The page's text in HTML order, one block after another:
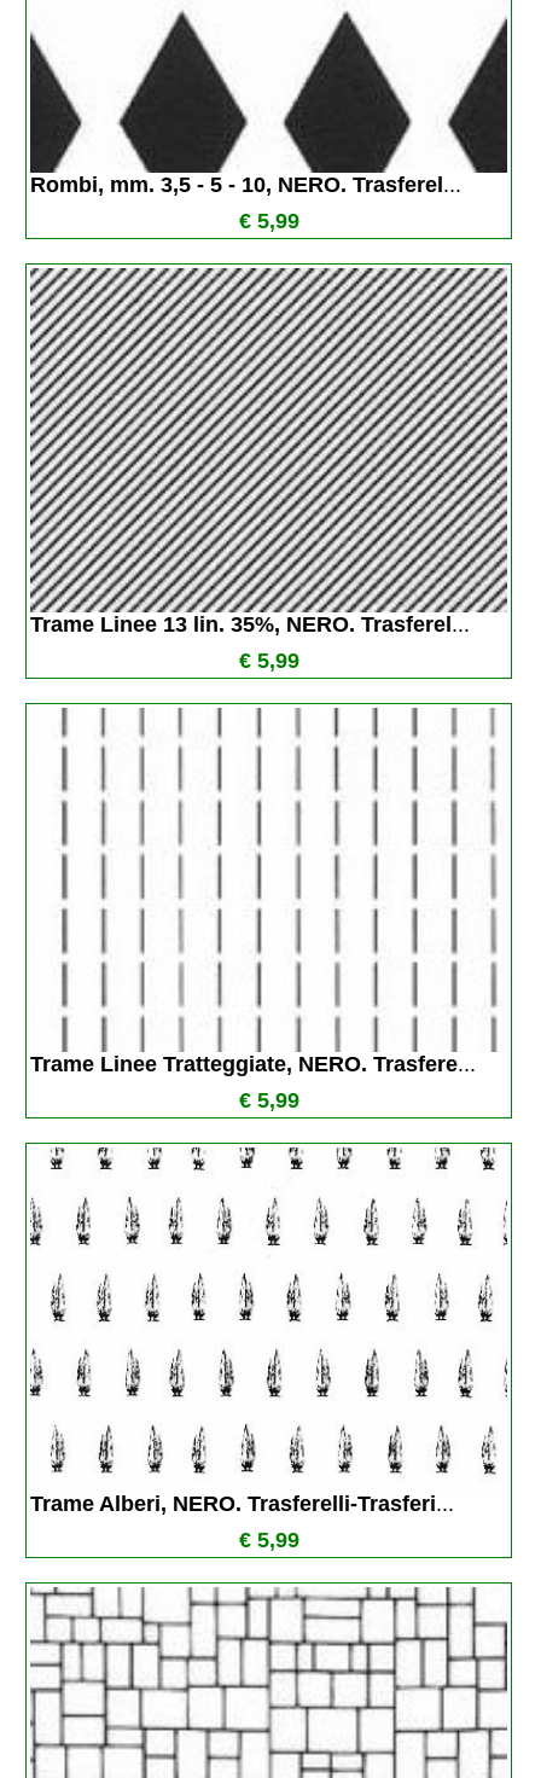
Rombi, mm. 3,5 - 5 - 10, NERO. Trasferel ...
€ 5,99
Trame Linee 13 lin. 35%, NERO. Trasferel ...
€ 5,99
Trame Linee Tratteggiate, NERO. Trasfere...
€ 5,99
Trame Alberi, NERO. Trasferelli-Trasferi...
€ 5,99